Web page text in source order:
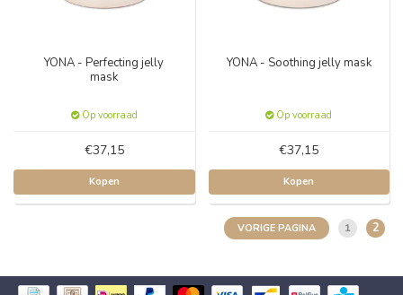
YONA - Perfecting jelly
mask
Op voorraad
€37,15
Kopen
YONA - Soothing jelly mask
Op voorraad
€37,15
Kopen
VORIGE PAGINA 1 2